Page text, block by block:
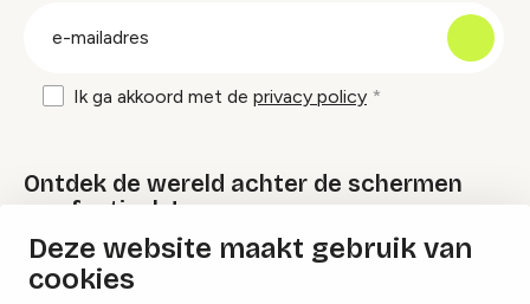
Deze website maakt gebruik van
cookies
Ik ga akkoord met de privacy policy
Ontdek de wereld achter de schermen
van festivals!
Lees onze Festival Specials